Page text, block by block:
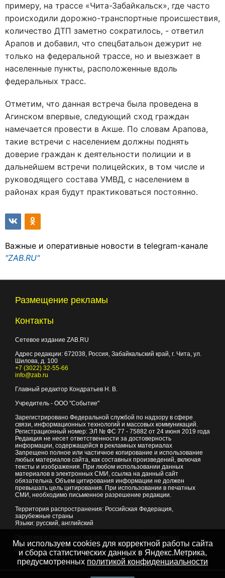
примеру, на трассе «Чита-Забайкальск», где часто
происходили дорожно-транспортные происшествия,
количество ДТП заметно сократилось, - ответил
Арапов и добавил, что спецбатальон дежурит не
только на федеральной трассе, но и выезжает в
населенные пункты, расположенные вдоль
федеральных трасс.
Отметим, что данная встреча была проведена в
Агинском впервые, следующий сход граждан
намечается провести в Акше. По словам Арапова,
такие встречи с населением должны поднять
доверие граждан к деятельности полиции и в
дальнейшем встречи полицейских, в том числе и
руководящего состава УМВД, с населением в
районах края будут практиковаться постоянно.
Важные и оперативные новости в telegram-канале
"ZAB.RU"
Размещение рекламы
Контакты
Сетевое издание ZAB.RU
Адрес редакции: 672038, Россия, Забайкальский край, г. Чита, ул.
Шилова, д. 100
+7 (3022) 32-55-66
info@zab.ru
Главный редактор Кондратьев Н. В.
Учредитель - ООО "Событие"
Зарегистрировано Федеральной службой по надзору в сфере
связи, информационных технологий и массовых коммуникаций.
Регистрационный номер: ЭЛ № ФС 77 - 75882 от 24 июня 2019 года
Редакция не несет ответственности за достоверность
информации, содержащейся в рекламных материалах
Запрещено полное или частичное копирование и использование
любых материалов сайта, как составных произведений, включая
тексты и изображения. При любом использовании данных
материалов в электронных СМИ, ссылка на данный сайт
обязательна. Объем цитирования информации не должен
превышать цель цитирования. При использовании в печатных
СМИ, необходимо письменное разрешение редакции.
Территория распространения: Российская Федерация,
зарубежные страны
Языки: русский, английский
© 2007 - 2026Портал Читы и Забайкальского края
Мы используем cookies для корректной работы сайта
и сбора статистических данных в Яндекс.Метрика,
предусмотренных политикой конфиденциальности